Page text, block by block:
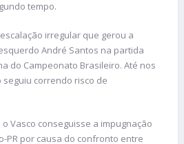
tempo.
irregular que gerou a
André Santos na partida
do Campeonato Brasileiro. Até nos
correndo risco de
Vasco conseguisse a impugnação
PR por causa do confronto entre